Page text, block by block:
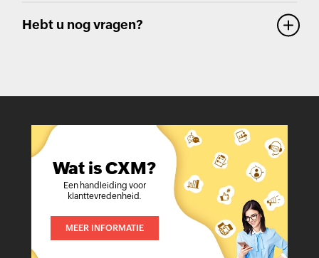
Hebt u nog vragen?
Wat is CXM?
Een handleiding voor
klanttevredenheid.
MEER INFORMATIE